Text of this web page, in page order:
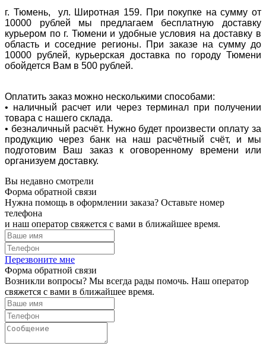
г. Тюмень, ул. Широтная 159. При покупке на сумму от
10000 рублей мы предлагаем бесплатную доставку
курьером по г. Тюмени и удобные условия на доставку в
область и соседние регионы. При заказе на сумму до
10000 рублей, курьерская доставка по городу Тюмени
обойдется Вам в 500 рублей.
Оплатить заказ можно несколькими способами:
• наличный расчет или через терминал при получении
товара с нашего склада.
• безналичный расчёт. Нужно будет произвести оплату за
продукцию через банк на наш расчётный счёт, и мы
подготовим Ваш заказ к оговоренному времени или
организуем доставку.
Вы недавно смотрели
Форма обратной связи
Нужна помощь в оформлении заказа? Оставьте номер
телефона
и наш оператор свяжется с вами в ближайшее время.
Перезвоните мне
Форма обратной связи
Возникли вопросы? Мы всегда рады помочь. Наш оператор
свяжется с вами в ближайшее время.